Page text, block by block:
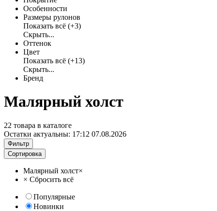
Особенности
Размеры рулонов
Показать всё (+3)
Скрыть...
Оттенок
Цвет
Показать всё (+13)
Скрыть...
Бренд
Малярный холст
22 товара в каталоге
Остатки актуальны: 17:12 07.08.2026
Фильтр
Сортировка
Малярный холст×
× Сбросить всё
Популярные
Новинки